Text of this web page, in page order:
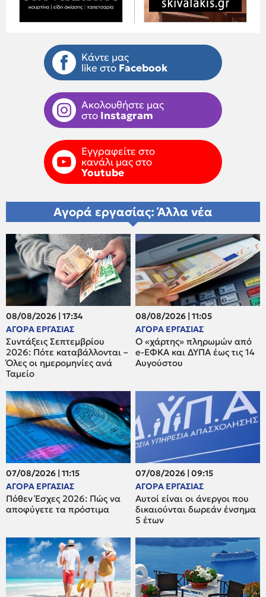
Κάντε μας
like στο Facebook
Ακολουθήστε μας
στο Instagram
Εγγραφείτε στο
κανάλι μας στο
Youtube
Αγορά εργασίας: Άλλα νέα
08/08/2026 | 17:34
ΑΓΟΡΑ ΕΡΓΑΣΙΑΣ
Συντάξεις Σεπτεμβρίου
2026: Πότε καταβάλλονται –
Όλες οι ημερομηνίες ανά
Ταμείο
08/08/2026 | 11:05
ΑΓΟΡΑ ΕΡΓΑΣΙΑΣ
Ο «χάρτης» πληρωμών από
e-ΕΦΚΑ και ΔΥΠΑ έως τις 14
Αυγούστου
07/08/2026 | 11:15
ΑΓΟΡΑ ΕΡΓΑΣΙΑΣ
Πόθεν Έσχες 2026: Πώς να
αποφύγετε τα πρόστιμα
07/08/2026 | 09:15
ΑΓΟΡΑ ΕΡΓΑΣΙΑΣ
Αυτοί είναι οι άνεργοι που
δικαιούνται δωρεάν ένσημα
5 έτων